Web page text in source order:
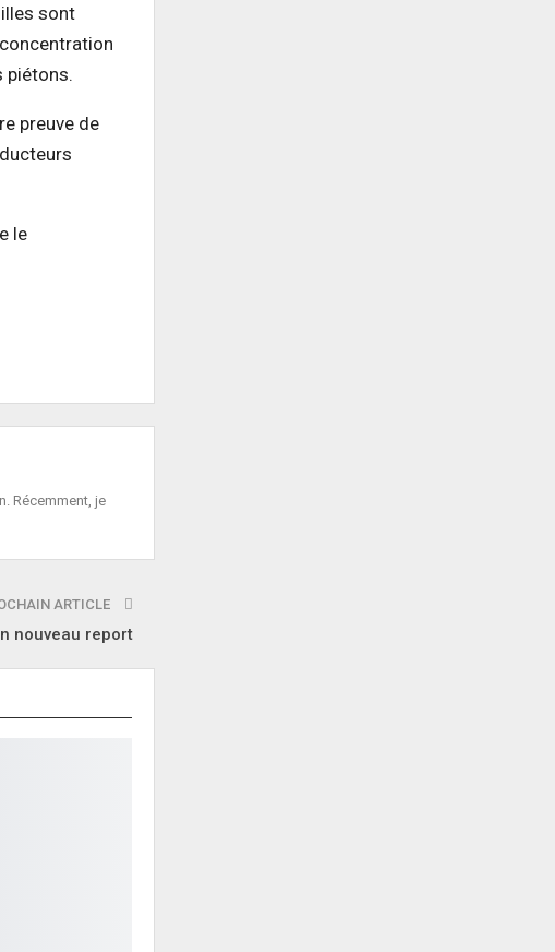
sont
piétons.
preuve de
le
Récemment, je
ARTICLE
nouveau report